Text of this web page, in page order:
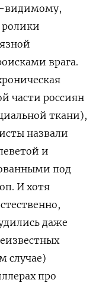
видимому,
ролики
врага.
части россиян
ткани),
назвали
и
под
И хотя
даже
случае)
про